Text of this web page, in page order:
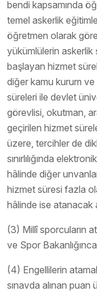
bendi kapsamında
temel askerlik
öğretmen olarak
yükümlülerin
başlayan hizmet
diğer kamu kurum
süreleri ile devlet
görevlisi, okutman,
geçirilen hizmet
üzere, tercihler de
sınırlılığında
hâlinde diğer
hizmet süresi fazla
hâlinde ise atanacak
(3) Millî sporcuların
ve Spor
(4) Engellilerin
sınavda alınan